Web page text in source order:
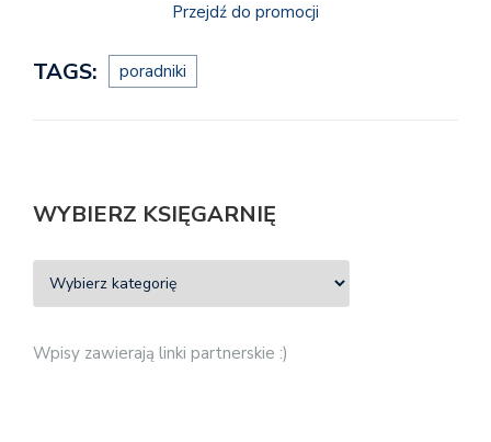
Przejdź do promocji
TAGS: poradniki
WYBIERZ KSIĘGARNIĘ
Wpisy zawierają linki partnerskie :)